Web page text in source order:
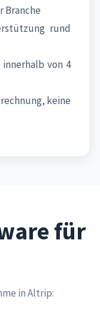
Branche
rund
von 4
keine
für
in Altrip: